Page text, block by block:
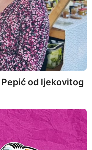
Pepić od ljekovitog